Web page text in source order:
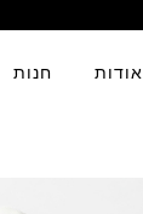
אודות חנות